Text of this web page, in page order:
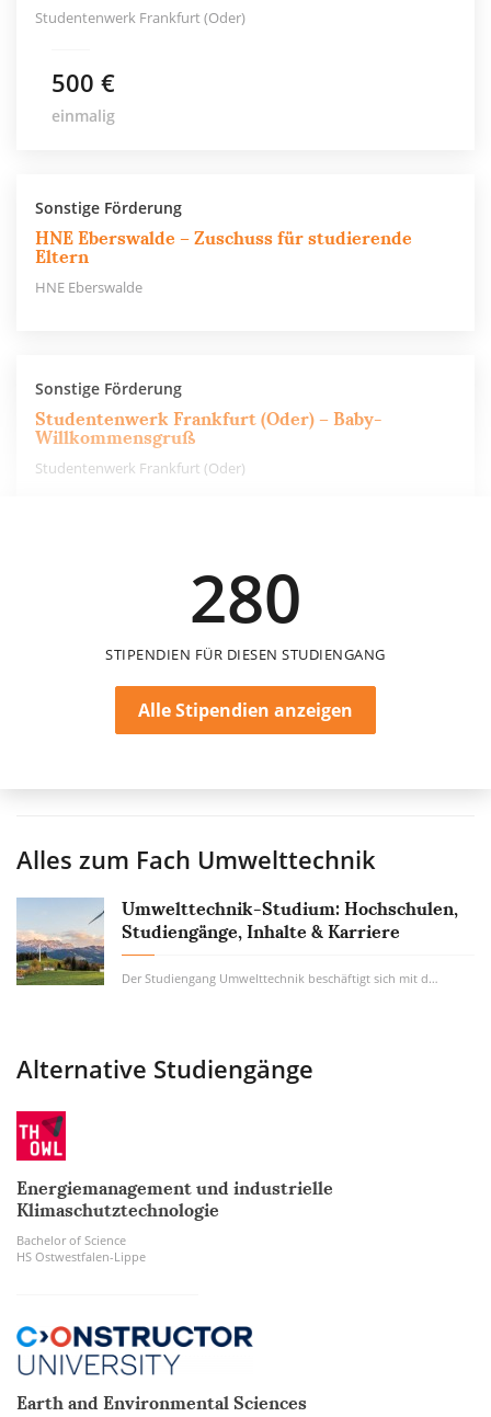
Studentenwerk Frankfurt (Oder)
500 €
einmalig
Sonstige Förderung
HNE Eberswalde – Zuschuss für studierende
Eltern
HNE Eberswalde
Sonstige Förderung
Studentenwerk Frankfurt (Oder) – Baby-
Willkommensgruß
Studentenwerk Frankfurt (Oder)
280
STIPENDIEN FÜR DIESEN STUDIENGANG
Alle Stipendien anzeigen
Alles zum Fach Umwelttechnik
Umwelttechnik-Studium: Hochschulen,
Studiengänge, Inhalte & Karriere
Der Studiengang Umwelttechnik beschäftigt sich mit den technischen und technologischen...
Alternative Studiengänge
Energiemanagement und industrielle
Klimaschutztechnologie
Bachelor of Science
HS Ostwestfalen-Lippe
Earth and Environmental Sciences